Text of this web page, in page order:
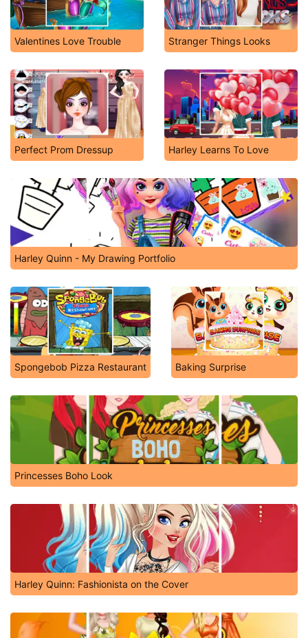
Valentines Love Trouble Stranger Things Looks
Perfect Prom Dressup Harley Learns To Love
Harley Quinn - My Drawing Portfolio
Spongebob Pizza Restaurant Baking Surprise
Princesses Boho Look
Harley Quinn: Fashionista on the Cover